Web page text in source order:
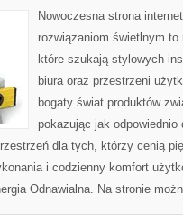
Nowoczesna strona
rozwiązaniom świetlnym
które szukają stylowych
biura oraz przestrzeni
bogaty świat produktów
pokazując jak odpowiednio
dla tych, którzy cenią
i codzienny komfort
Odnawialna. Na stronie